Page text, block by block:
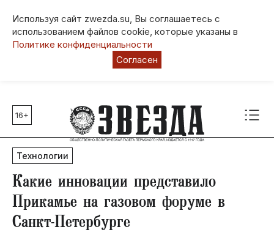
Используя сайт zwezda.su, Вы соглашаетесь с
использованием файлов cookie, которые указаны в
Политике конфиденциальности
Согласен
Главные темы
80 лет Победы
Молодежная столица РФ
СВО
Выборы в Пермском крае
Социальная поддержка
Инфраструктура
16+
Технологии
Какие инновации представило
Прикамье на газовом форуме в
Санкт-Петербурге